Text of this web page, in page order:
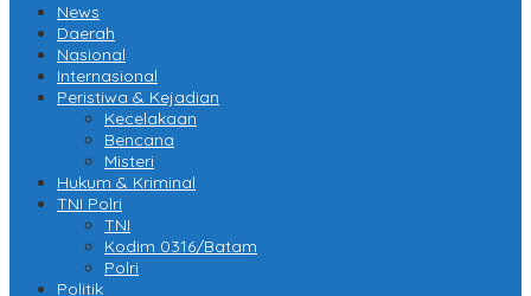
News
Daerah
Nasional
Internasional
Peristiwa & Kejadian
Kecelakaan
Bencana
Misteri
Hukum & Kriminal
TNI Polri
TNI
Kodim 0316/Batam
Polri
Politik